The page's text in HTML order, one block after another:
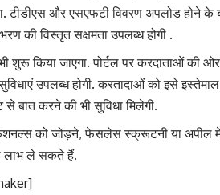
और एसएफटी विवरण अपलोड होने के
की विस्तृत सक्षमता उपलब्ध होगी .
किया जाएगा. पोर्टल पर करदाताओं की
उपलब्ध होगी. करतादाओं को इसे
बात करने की भी सुविधा मिलेगी.
को जोड़ने, फेसलेस स्क्रूटनी या अपील
लाभ ले सकते हैं.